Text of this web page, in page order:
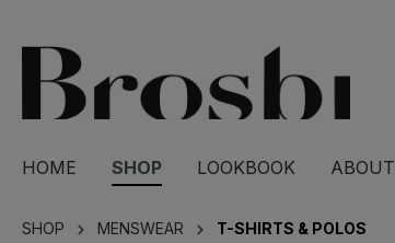
HOME SHOP LOOKBOOK ABOUT
SHOP MENSWEAR T-SHIRTS & POLOS